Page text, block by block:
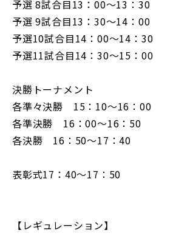
予選 8試合目13：00～13：30
予選 9試合目13：30～14：00
予選10試合目14：00～14：30
予選11試合目14：30～15：00
決勝トーナメント
各準々決勝 15：10～16：00
各準決勝 16：00～16：50
各決勝 16：50～17：40
表彰式17：40～17：50
【レギュレーション】